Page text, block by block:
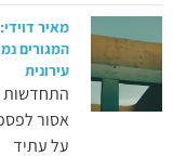
מאיר
המגורים
עירונית
אסור
על עתיד